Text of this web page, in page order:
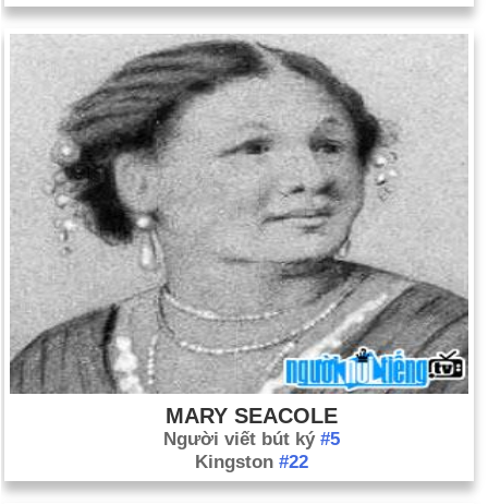
MARY SEACOLE
Người viết bút ký #5
Kingston #22